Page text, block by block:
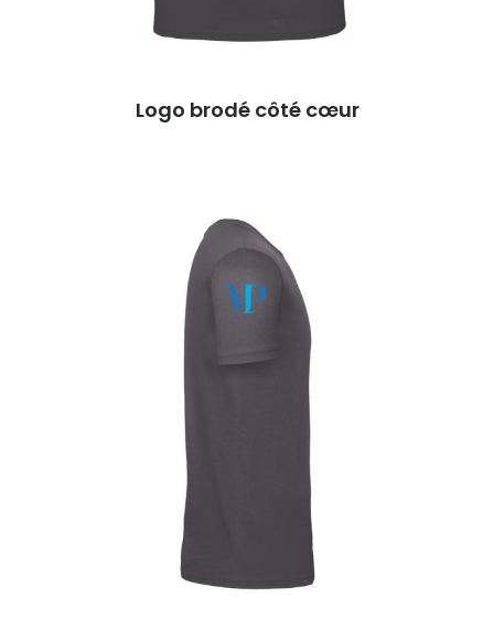
Logo brodé côté cœur